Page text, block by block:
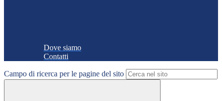
Dove siamo
Contatti
Campo di ricerca per le pagine del sito